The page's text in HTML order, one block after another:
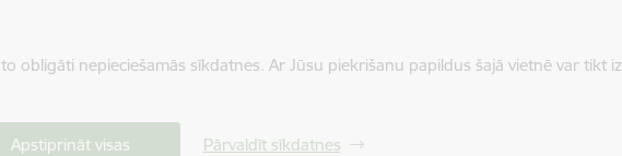
obligāti nepieciešamās sīkdatnes. Ar Jūsu piekrišanu papildus šajā vietnē var tikt
Apstiprināt visas Pārvaldīt sīkdatnes